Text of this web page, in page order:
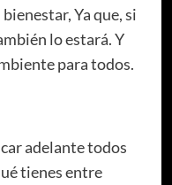
Ya que, si
lo estará. Y
para todos.
adelante todos
tienes entre